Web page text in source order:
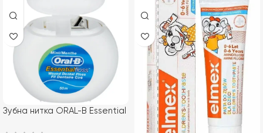
Зубна нитка ORAL-B Essential